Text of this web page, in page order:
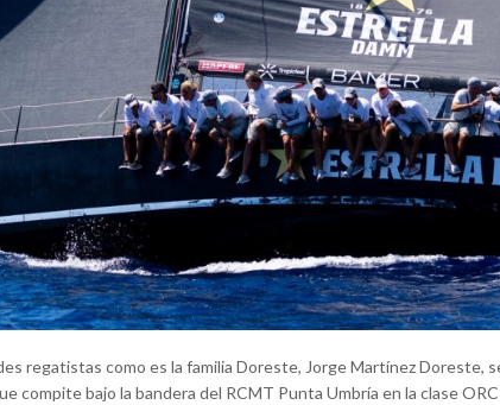
regatistas como es la familia Doreste, Jorge Martínez Doreste,
compite bajo la bandera del RCMT Punta Umbría en la clase